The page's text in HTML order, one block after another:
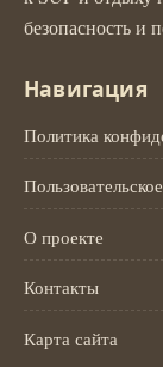
безопасность и
Навигация
Политика
О проекте
Контакты
Карта сайта